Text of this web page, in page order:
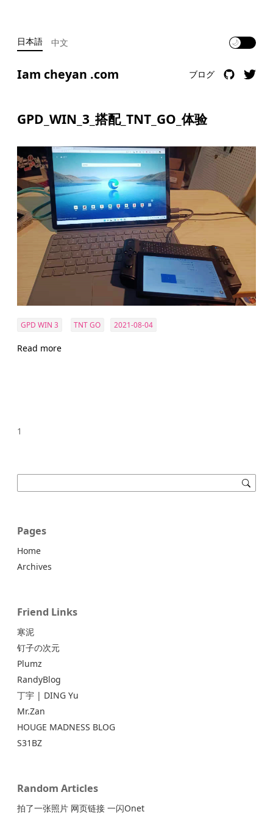
日本語 中文 🌙
Iam cheyan .com ブログ
GPD_WIN_3_搭配_TNT_GO_体验
GPD WIN 3 TNT GO 2021-08-04
Read more
1
Pages
Home
Archives
Friend Links
寒泥
钉子の次元
Plumz
RandyBlog
丁宇 | DING Yu
Mr.Zan
HOUGE MADNESS BLOG
S31BZ
Random Articles
拍了一张照片 网页链接 一闪Onet